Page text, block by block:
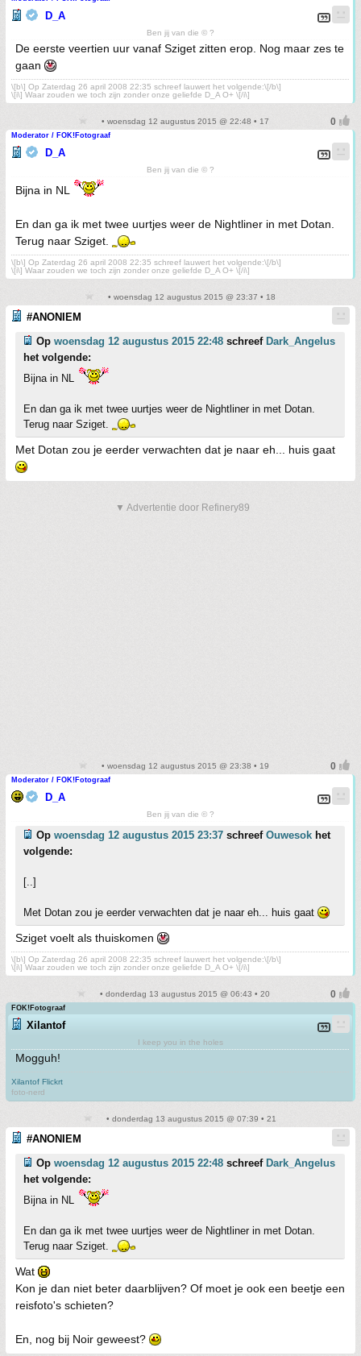
D_A
Ben jij van die © ?
De eerste veertien uur vanaf Sziget zitten erop. Nog maar zes te
gaan
\[b\] Op Zaterdag 26 april 2008 22:35 schreef lauwert het volgende:\[/b\]
\[i\] Waar zouden we toch zijn zonder onze geliefde D_A O+ \[/i\]
• woensdag 12 augustus 2015 @ 22:48 • 17
Moderator / FOK!Fotograaf
D_A
Ben jij van die © ?
Bijna in NL
En dan ga ik met twee uurtjes weer de Nightliner in met Dotan.
Terug naar Sziget.
\[b\] Op Zaterdag 26 april 2008 22:35 schreef lauwert het volgende:\[/b\]
\[i\] Waar zouden we toch zijn zonder onze geliefde D_A O+ \[/i\]
• woensdag 12 augustus 2015 @ 23:37 • 18
#ANONIEM
Op woensdag 12 augustus 2015 22:48 schreef Dark_Angelus
het volgende:
Bijna in NL
En dan ga ik met twee uurtjes weer de Nightliner in met Dotan.
Terug naar Sziget.
Met Dotan zou je eerder verwachten dat je naar eh... huis gaat
▼ Advertentie door Refinery89
• woensdag 12 augustus 2015 @ 23:38 • 19
Moderator / FOK!Fotograaf
D_A
Ben jij van die © ?
Op woensdag 12 augustus 2015 23:37 schreef Ouwesok het
volgende:
[..]
Met Dotan zou je eerder verwachten dat je naar eh... huis gaat
Sziget voelt als thuiskomen
\[b\] Op Zaterdag 26 april 2008 22:35 schreef lauwert het volgende:\[/b\]
\[i\] Waar zouden we toch zijn zonder onze geliefde D_A O+ \[/i\]
• donderdag 13 augustus 2015 @ 06:43 • 20
FOK!Fotograaf
Xilantof
I keep you in the holes
Mogguh!
Xilantof Flickrt
foto-nerd
• donderdag 13 augustus 2015 @ 07:39 • 21
#ANONIEM
Op woensdag 12 augustus 2015 22:48 schreef Dark_Angelus
het volgende:
Bijna in NL
En dan ga ik met twee uurtjes weer de Nightliner in met Dotan.
Terug naar Sziget.
Wat
Kon je dan niet beter daarblijven? Of moet je ook een beetje een
reisfoto's schieten?
En, nog bij Noir geweest?